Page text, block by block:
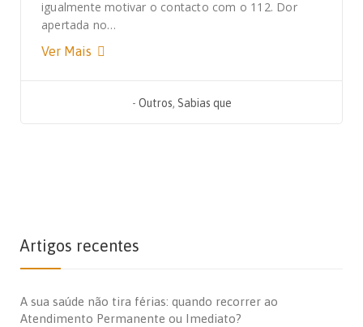
igualmente motivar o contacto com o 112. Dor
apertada no…
Ver Mais
- Outros, Sabias que
Artigos recentes
A sua saúde não tira férias: quando recorrer ao
Atendimento Permanente ou Imediato?